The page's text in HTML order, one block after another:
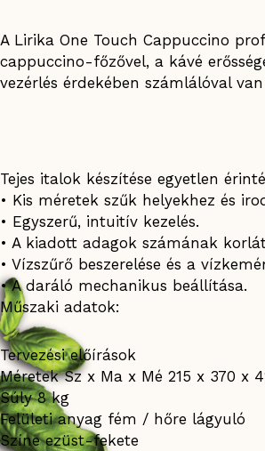
A Lirika One Touch Cappuccino
cappuccino-főzővel, a kávé
vezérlés érdekében számlálóval
Tejes italok készítése egyetlen
• Kis méretek szűk helyekhez és
• Egyszerű, intuitív kezelés.
• A kiadott adagok számának
• Vízszűrő beszerelése és a
• A daráló mechanikus beállítása.
Műszaki adatok:
Tervezési előírások
Méretek Sz x Ma x Mé 215 x 370 x
Súly 8 kg
Felületi anyag fém / hőre lágyuló
Színe ezüst-fekete